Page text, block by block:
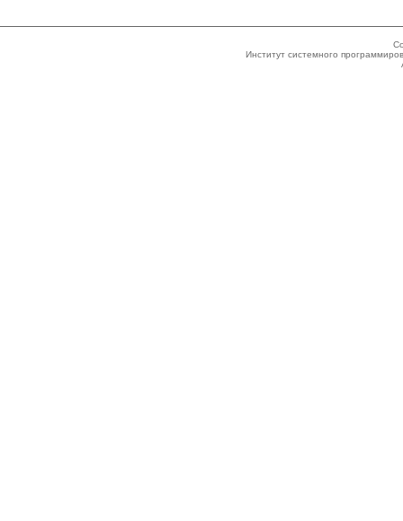
Институт системного